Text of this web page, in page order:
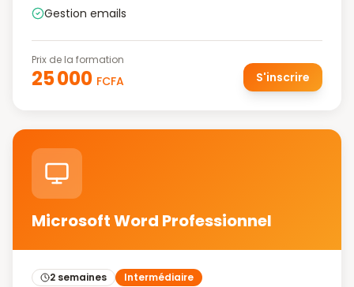
Gestion emails
Prix de la formation
25 000 FCFA S'inscrire
Microsoft Word Professionnel
2 semaines Intermédiaire